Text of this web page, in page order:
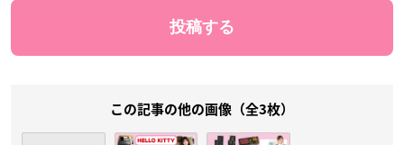
この記事の他の画像（全3枚）